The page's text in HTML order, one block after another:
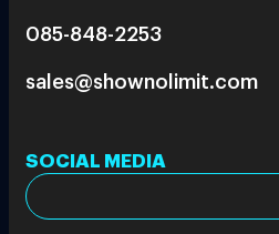
085-848-2253
sales@shownolimit.com
SOCIAL MEDIA